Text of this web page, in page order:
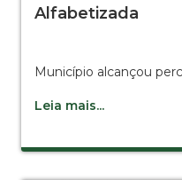
Alfabetizada
Município alcançou
Leia mais...